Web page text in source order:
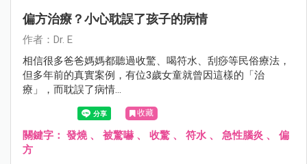
偏方治療？小心耽誤了孩子的病情
作者：Dr. E
相信很多爸爸媽媽都聽過收驚、喝符水、刮痧等民俗療法，
但多年前的真實案例，有位3歲女童就曾因這樣的「治
療」，而耽誤了病情…
收藏
關鍵字： 發燒、 被驚嚇 、 收驚 、 符水 、 急性腦炎 、 偏
方